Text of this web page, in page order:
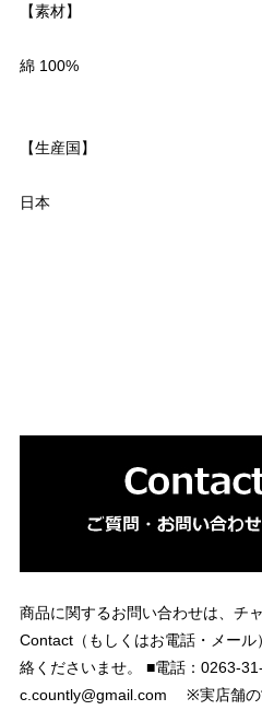
【素材】
綿 100%
【生産国】
日本
商品に関するお問い合わせは、チ
Contact（もしくはお電話・メー
絡くださいませ。 ■電話：0263-
c.countly@gmail.com ※実店舗の